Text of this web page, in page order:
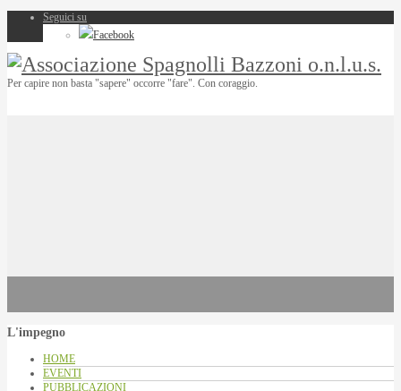
Seguici su
Facebook
Per capire non basta "sapere" occorre "fare". Con coraggio.
L'impegno
HOME
EVENTI
PUBBLICAZIONI